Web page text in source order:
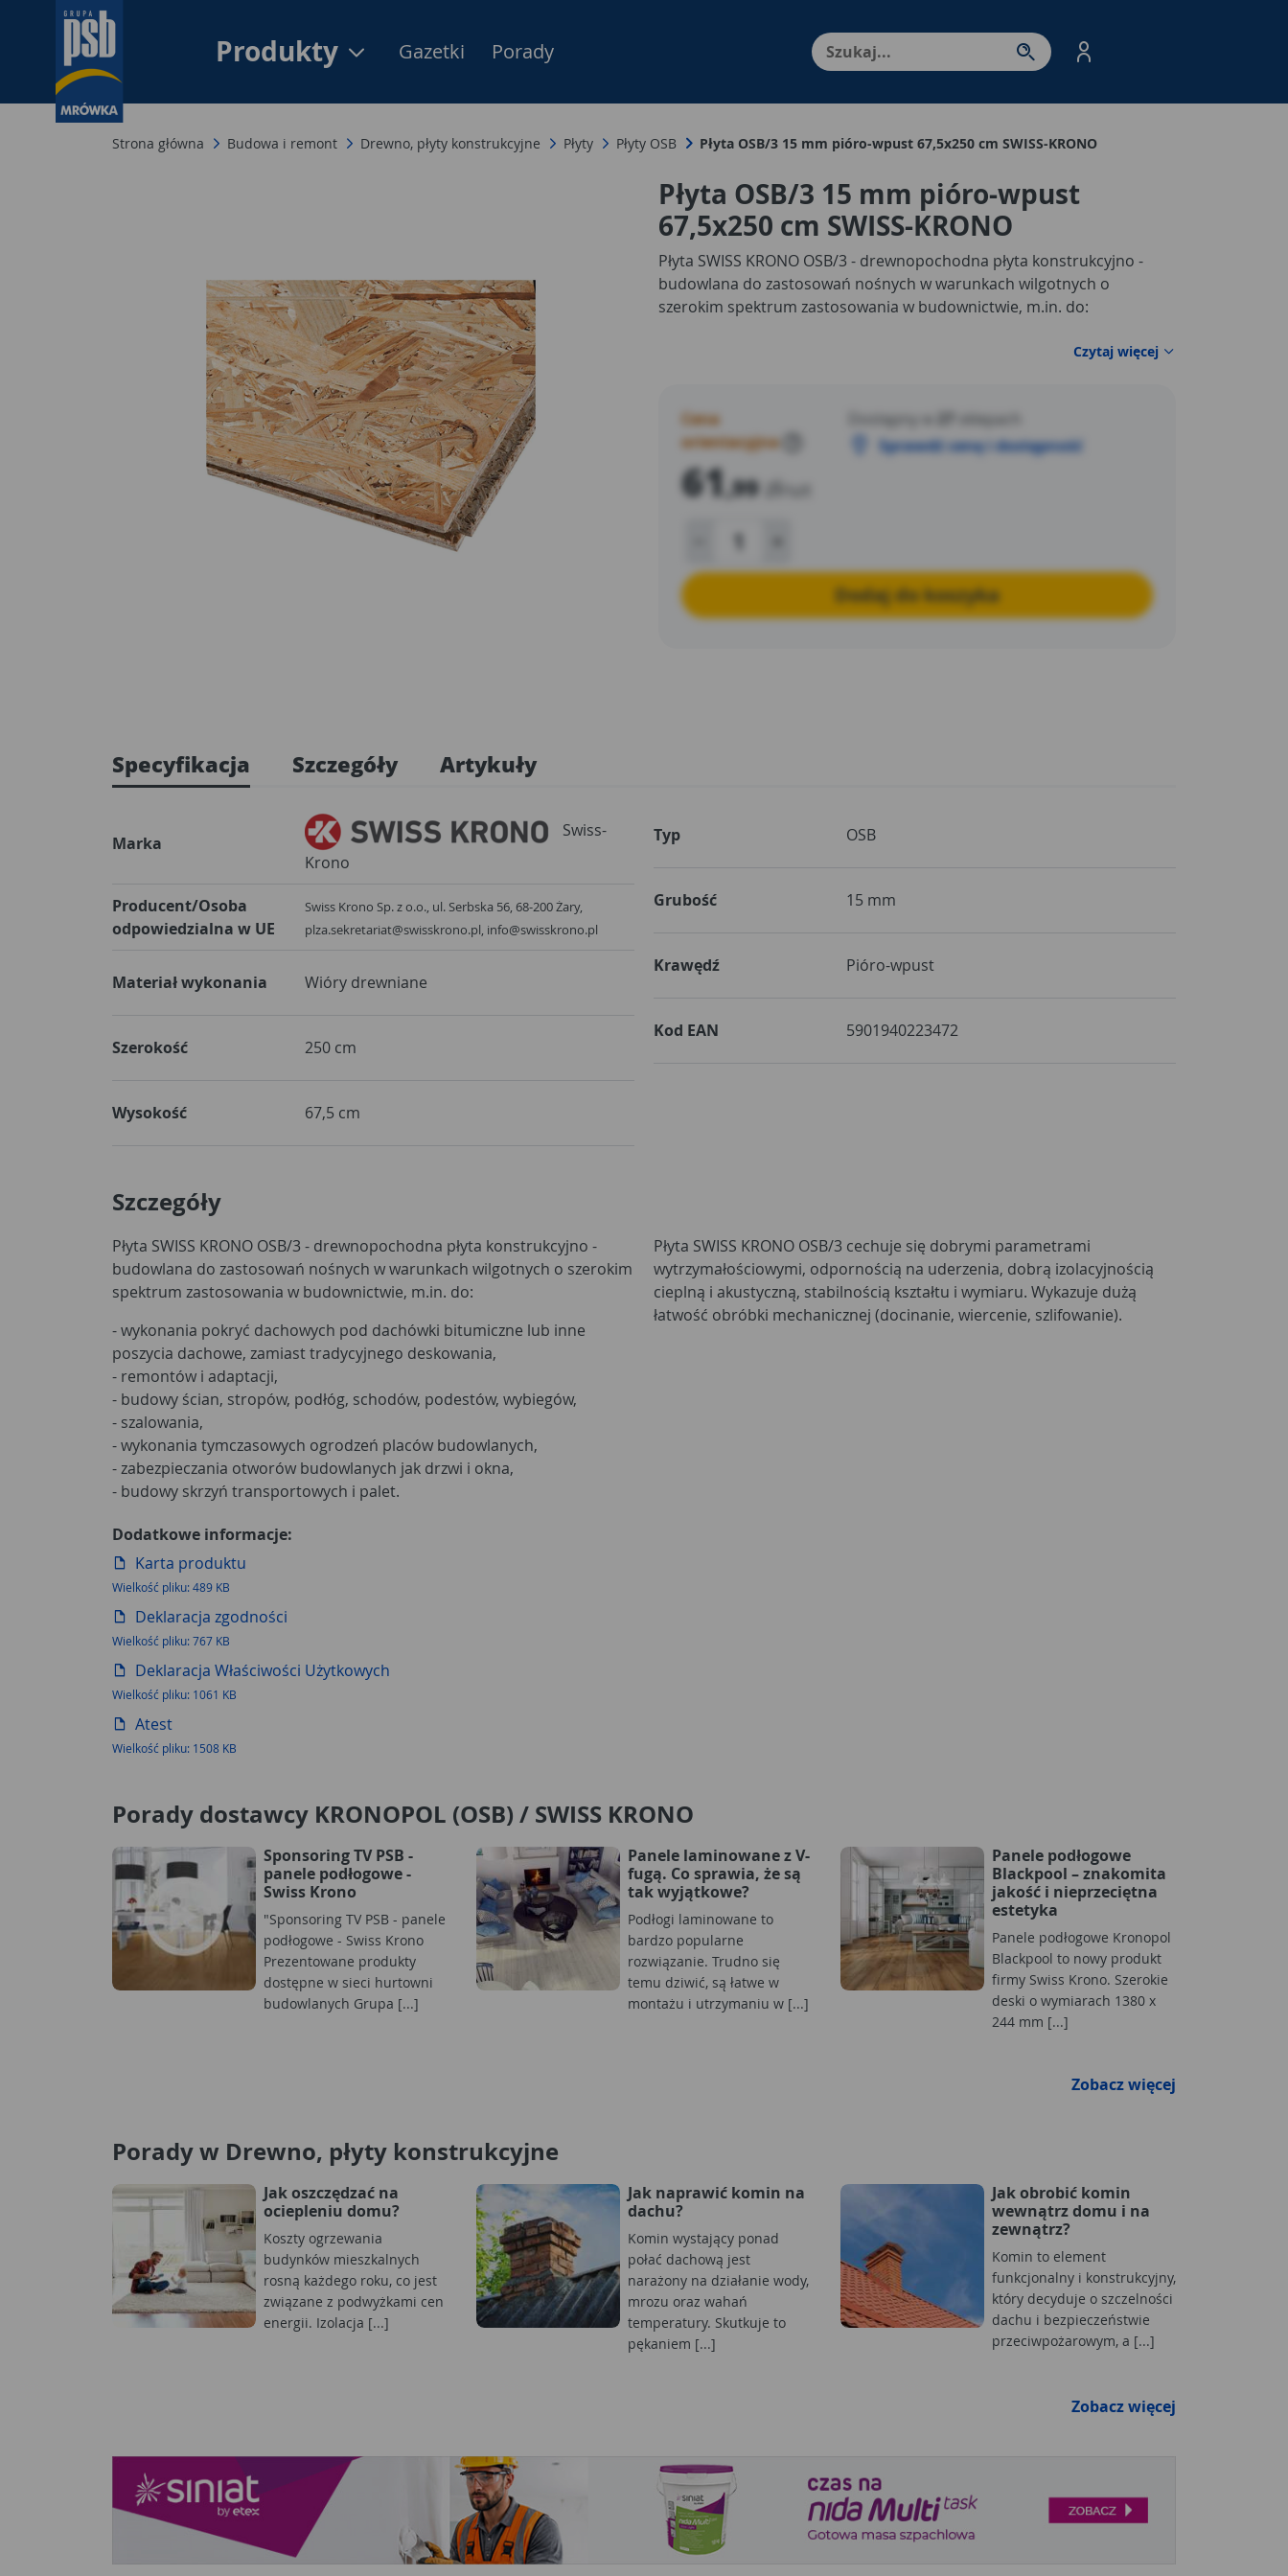
Produkty Menu Produktów, nawigacja: Enter - przejdź do strony produktów. Spacja – otwórz/
Gazetki Porady
Strona główna Budowa i remont Drewno, płyty konstrukcyjne Płyty Płyty OSB Płyta OSB/3 15 mm pióro-wpust 67,5x250 cm SWISS-KRONO
Płyta OSB/3 15 mm pióro-wpust
67,5x250 cm SWISS-KRONO
Płyta SWISS KRONO OSB/3 - drewnopochodna płyta konstrukcyjno -
budowlana do zastosowań nośnych w warunkach wilgotnych o
szerokim spektrum zastosowania w budownictwie, m.in. do:
Czytaj więcej
Cena
orientacyjna
61,99 zł /szt
Dostępny w
sklepach
Sprawdź cenę i dostępność
Dodaj do koszyka
Specyfikacja Szczegóły Artykuły
Marka
Swiss-
Krono
Producent/Osoba
odpowiedzialna w UE
Swiss Krono Sp. z o.o., ul. Serbska 56, 68-200 Żary,
plza.sekretariat@swisskrono.pl, info@swisskrono.pl
Materiał wykonania Wióry drewniane
Szerokość 250 cm
Wysokość 67,5 cm
Typ OSB
Grubość 15 mm
Krawędź Pióro-wpust
Kod EAN 5901940223472
Szczegóły
Płyta SWISS KRONO OSB/3 - drewnopochodna płyta konstrukcyjno -
budowlana do zastosowań nośnych w warunkach wilgotnych o szerokim
spektrum zastosowania w budownictwie, m.in. do:
- wykonania pokryć dachowych pod dachówki bitumiczne lub inne
poszycia dachowe, zamiast tradycyjnego deskowania,
- remontów i adaptacji,
- budowy ścian, stropów, podłóg, schodów, podestów, wybiegów,
- szalowania,
- wykonania tymczasowych ogrodzeń placów budowlanych,
- zabezpieczania otworów budowlanych jak drzwi i okna,
- budowy skrzyń transportowych i palet.
Płyta SWISS KRONO OSB/3 cechuje się dobrymi parametrami
wytrzymałościowymi, odpornością na uderzenia, dobrą izolacyjnością
cieplną i akustyczną, stabilnością kształtu i wymiaru. Wykazuje dużą
łatwość obróbki mechanicznej (docinanie, wiercenie, szlifowanie).
Dodatkowe informacje:
Karta produktu
Wielkość pliku: 489 KB
Deklaracja zgodności
Wielkość pliku: 767 KB
Deklaracja Właściwości Użytkowych
Wielkość pliku: 1061 KB
Atest
Wielkość pliku: 1508 KB
Porady dostawcy KRONOPOL (OSB) / SWISS KRONO
Sponsoring TV PSB -
panele podłogowe -
Swiss Krono
"Sponsoring TV PSB - panele
podłogowe - Swiss Krono
Prezentowane produkty
dostępne w sieci hurtowni
budowlanych Grupa [...]
Panele laminowane z V-
fugą. Co sprawia, że są
tak wyjątkowe?
Podłogi laminowane to
bardzo popularne
rozwiązanie. Trudno się
temu dziwić, są łatwe w
montażu i utrzymaniu w [...]
Panele podłogowe
Blackpool – znakomita
jakość i nieprzeciętna
estetyka
Panele podłogowe Kronopol
Blackpool to nowy produkt
firmy Swiss Krono. Szerokie
deski o wymiarach 1380 x
244 mm [...]
Zobacz więcej
Porady w Drewno, płyty konstrukcyjne
Jak oszczędzać na
ociepleniu domu?
Koszty ogrzewania
budynków mieszkalnych
rosną każdego roku, co jest
związane z podwyżkami cen
energii. Izolacja [...]
Jak naprawić komin na
dachu?
Komin wystający ponad
połać dachową jest
narażony na działanie wody,
mrozu oraz wahań
temperatury. Skutkuje to
pękaniem [...]
Jak obrobić komin
wewnątrz domu i na
zewnątrz?
Komin to element
funkcjonalny i konstrukcyjny,
który decyduje o szczelności
dachu i bezpieczeństwie
przeciwpożarowym, a [...]
Zobacz więcej